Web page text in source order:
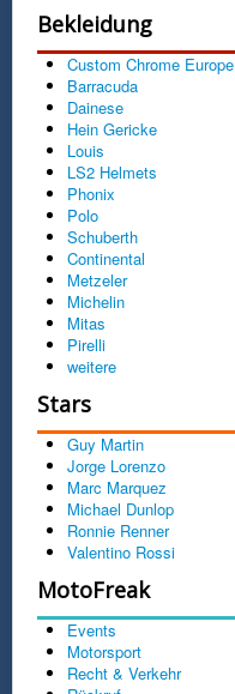
Bekleidung
Custom Chrome Europe
Barracuda
Dainese
Hein Gericke
Louis
LS2 Helmets
Phonix
Polo
Schuberth
Continental
Metzeler
Michelin
Mitas
Pirelli
weitere
Stars
Guy Martin
Jorge Lorenzo
Marc Marquez
Michael Dunlop
Ronnie Renner
Valentino Rossi
MotoFreak
Events
Motorsport
Recht & Verkehr